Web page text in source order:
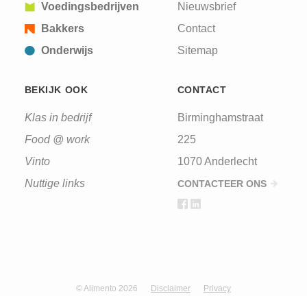
Voedingsbedrijven
Bakkers
Onderwijs
Nieuwsbrief
Contact
Sitemap
BEKIJK OOK
Klas in bedrijf
Food @ work
Vinto
Nuttige links
CONTACT
Birminghamstraat
225
1070 Anderlecht
CONTACTEER ONS
© Alimento 2026 Disclaimer Privacy